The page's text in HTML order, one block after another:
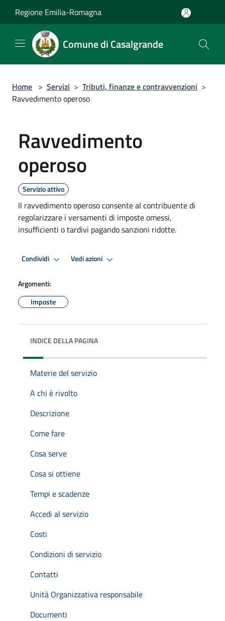
Regione Emilia-Romagna
Comune di Casalgrande
Home > Servizi > Tributi, finanze e contravvenzioni >
Ravvedimento operoso
Ravvedimento
operoso
Servizio attivo
Il ravvedimento operoso consente al contribuente di
regolarizzare i versamenti di imposte omessi,
insufficienti o tardivi pagando sanzioni ridotte.
Condividi Vedi azioni
Argomenti:
Imposte
INDICE DELLA PAGINA
Materie del servizio
A chi è rivolto
Descrizione
Come fare
Cosa serve
Cosa si ottiene
Tempi e scadenze
Accedi al servizio
Costi
Condizioni di servizio
Contatti
Unità Organizzativa responsabile
Documenti